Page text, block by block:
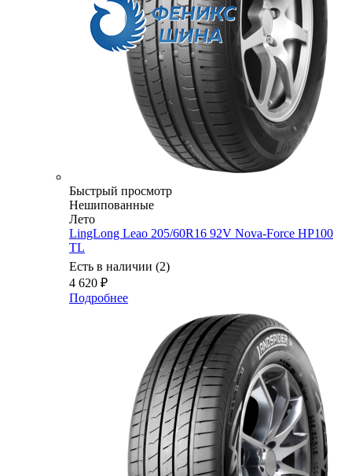
Быстрый просмотр
Нешипованные
Лето
LingLong Leao 205/60R16 92V Nova-Force HP100
TL
Есть в наличии (2)
4 620 ₽
Подробнее